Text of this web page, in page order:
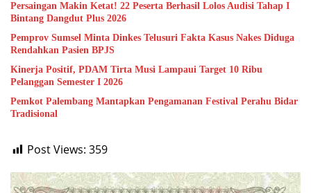
Persaingan Makin Ketat! 22 Peserta Berhasil Lolos Audisi Tahap I
Bintang Dangdut Plus 2026
Pemprov Sumsel Minta Dinkes Telusuri Fakta Kasus Nakes Diduga
Rendahkan Pasien BPJS
Kinerja Positif, PDAM Tirta Musi Lampaui Target 10 Ribu
Pelanggan Semester I 2026
Pemkot Palembang Mantapkan Pengamanan Festival Perahu Bidar
Tradisional
Post Views: 359